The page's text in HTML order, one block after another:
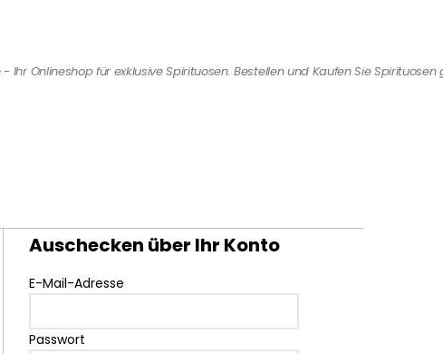
Onlineshop für exklusive Spirituosen. Bestellen und Kaufen Sie
Auschecken über Ihr Konto
E-Mail-Adresse
Passwort